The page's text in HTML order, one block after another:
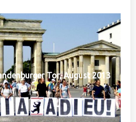
Tor, August 2013